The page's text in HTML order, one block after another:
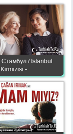
/ Istanbul
Kirmizisi -